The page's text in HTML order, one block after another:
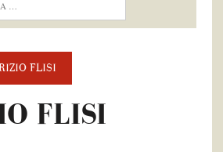
FLISI
FLISI